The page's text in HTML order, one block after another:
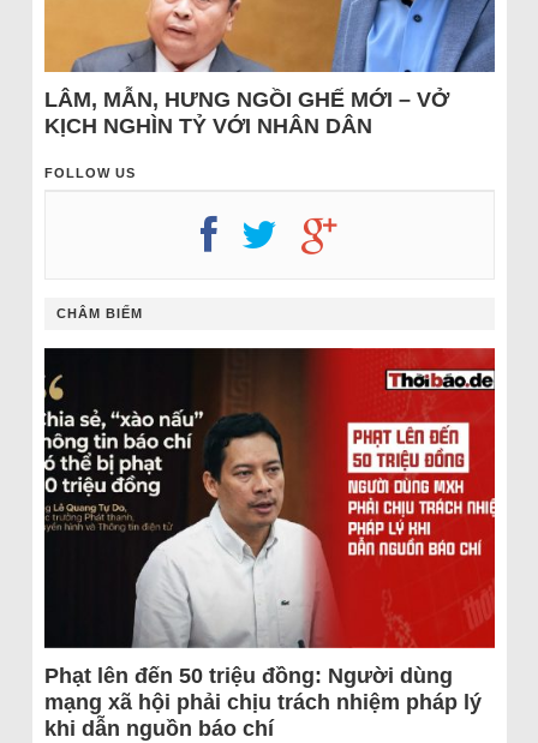
LÂM, MẪN, HƯNG NGỒI GHẾ MỚI – VỞ
KỊCH NGHÌN TỶ VỚI NHÂN DÂN
FOLLOW US
CHÂM BIẾM
Phạt lên đến 50 triệu đồng: Người dùng
mạng xã hội phải chịu trách nhiệm pháp lý
khi dẫn nguồn báo chí